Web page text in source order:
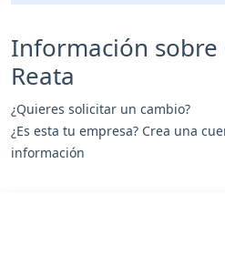
Información sobre
Reata
¿Quieres solicitar un cambio?
¿Es esta tu empresa? Crea una
información